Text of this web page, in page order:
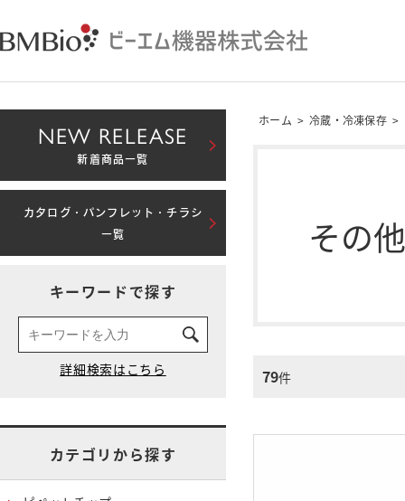
ホーム > 冷蔵・冷凍保存 >
その
79件
NEW RELEASE
新着商品一覧
カタログ・パンフレット・チラシ
一覧
キーワードで探す
カテゴリから探す